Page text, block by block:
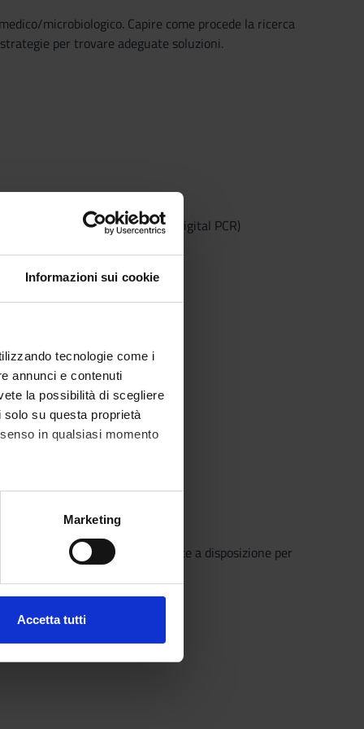
Informazioni sui cookie
tecnologie come i
annunci e contenuti
la possibilità di scegliere
su questa proprietà
in qualsiasi momento
metro,Marketing
Accetta tutti
microbiologico. Capire come procede la ricerca
per trovare adeguate soluzioni.
(PCR, qPCR, real time PCR, digital PCR)
che il Sistema Bibliotecario mette a disposizione per